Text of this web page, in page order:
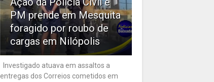
PM prende em Mesquita
foragido por roubo de
cargas em Nilópolis
Investigado atuava em assaltos a
entregas dos Correios cometidos em